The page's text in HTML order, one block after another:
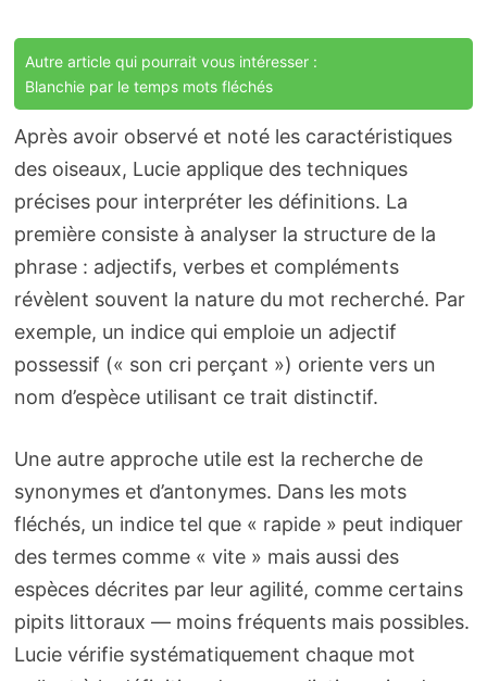
Autre article qui pourrait vous intéresser :
Blanchie par le temps mots fléchés
Après avoir observé et noté les caractéristiques
des oiseaux, Lucie applique des techniques
précises pour interpréter les définitions. La
première consiste à analyser la structure de la
phrase : adjectifs, verbes et compléments
révèlent souvent la nature du mot recherché. Par
exemple, un indice qui emploie un adjectif
possessif (« son cri perçant ») oriente vers un
nom d’espèce utilisant ce trait distinctif.
Une autre approche utile est la recherche de
synonymes et d’antonymes. Dans les mots
fléchés, un indice tel que « rapide » peut indiquer
des termes comme « vite » mais aussi des
espèces décrites par leur agilité, comme certains
pipits littoraux — moins fréquents mais possibles.
Lucie vérifie systématiquement chaque mot